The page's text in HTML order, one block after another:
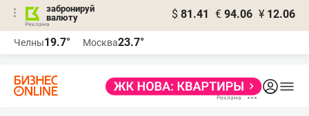
забронируй
валюту
$ 81.41 € 94.06 ¥ 12.06
Челны19.7° Москва23.7°